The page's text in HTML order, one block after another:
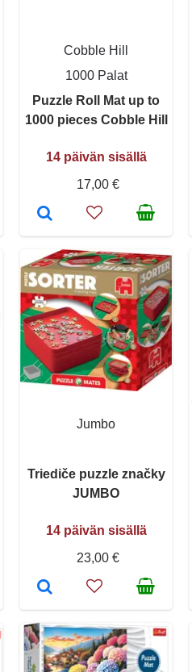
Cobble Hill
1000 Palat
Puzzle Roll Mat up to
1000 pieces Cobble Hill
14 päivän sisällä
17,00 €
Jumbo
Triediče puzzle značky
JUMBO
14 päivän sisällä
23,00 €